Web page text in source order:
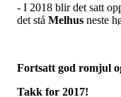
- I 2018 blir det satt
det stå Melhus neste
Fortsatt god romjul
Takk for 2017!